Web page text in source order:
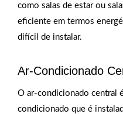
como salas de estar ou
eficiente em termos
difícil de instalar.
Ar-Condicionado
O ar-condicionado central
condicionado que é